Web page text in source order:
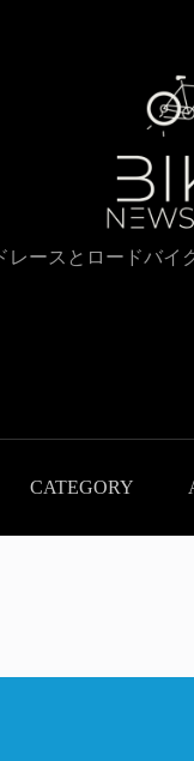
レースとロードバイ
CATEGORY